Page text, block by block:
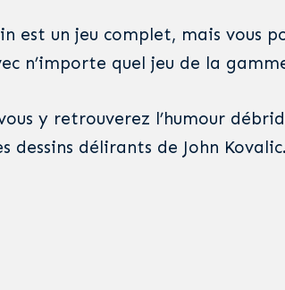
est un jeu complet, mais vous
n’importe quel jeu de la
y retrouverez l’humour
dessins délirants de John Kovalic.